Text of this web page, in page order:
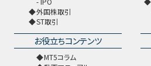
外国株取引
ST取引
お役立ちコンテンツ
MT5コラム